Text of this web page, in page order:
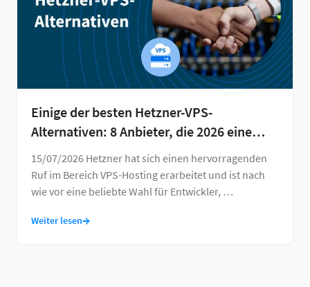
Einige der besten Hetzner-VPS-
Alternativen: 8 Anbieter, die 2026 eine
Überlegung wert sind
15/07/2026 Hetzner hat sich einen hervorragenden
Ruf im Bereich VPS-Hosting erarbeitet und ist nach
wie vor eine beliebte Wahl für Entwickler, …
Weiter lesen→